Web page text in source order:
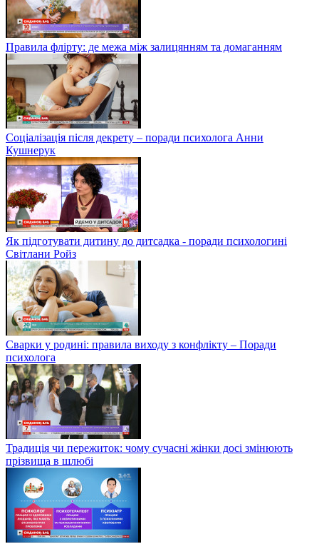
Правила флірту: де межа між залицянням та домаганням
Соціалізація після декрету – поради психолога Анни
Кушнерук
Як підготувати дитину до дитсадка - поради психологині
Світлани Ройз
Сварки у родині: правила виходу з конфлікту – Поради
психолога
Традиція чи пережиток: чому сучасні жінки досі змінюють
прізвища в шлюбі